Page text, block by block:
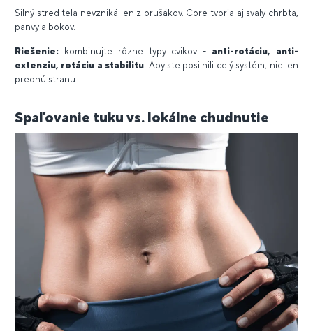
Silný stred tela nevzniká len z brušákov. Core tvoria aj svaly chrbta,
panvy a bokov.
Riešenie: kombinujte rôzne typy cvikov - anti-rotáciu, anti-
extenziu, rotáciu a stabilitu . Aby ste posilnili celý systém, nie len
prednú stranu.
Spaľovanie tuku vs. lokálne chudnutie